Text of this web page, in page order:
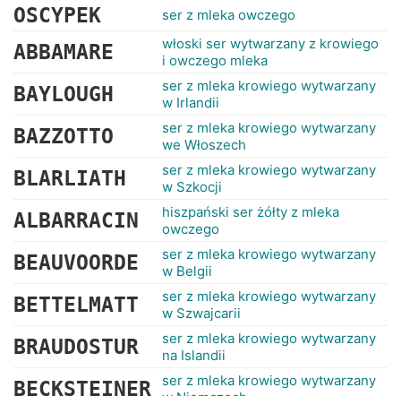
OSCYPEK ser z mleka owczego
ABBAMARE
włoski ser wytwarzany z krowiego
i owczego mleka
BAYLOUGH
ser z mleka krowiego wytwarzany
w Irlandii
BAZZOTTO
ser z mleka krowiego wytwarzany
we Włoszech
BLARLIATH
ser z mleka krowiego wytwarzany
w Szkocji
ALBARRACIN
hiszpański ser żółty z mleka
owczego
BEAUVOORDE
ser z mleka krowiego wytwarzany
w Belgii
BETTELMATT
ser z mleka krowiego wytwarzany
w Szwajcarii
BRAUDOSTUR
ser z mleka krowiego wytwarzany
na Islandii
BECKSTEINER
ser z mleka krowiego wytwarzany